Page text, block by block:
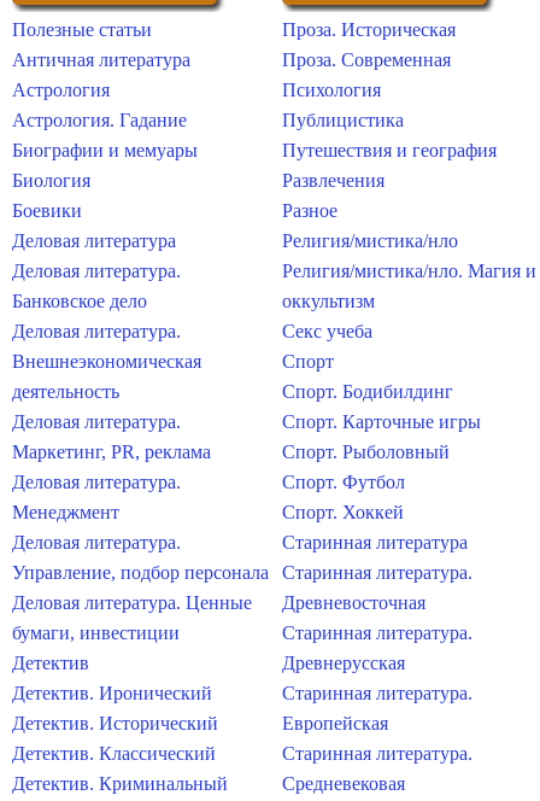
Полезные статьи
Античная литература
Астрология
Астрология. Гадание
Биографии и мемуары
Биология
Боевики
Деловая литература
Деловая литература.
Банковское дело
Деловая литература.
Внешнеэкономическая
деятельность
Деловая литература.
Маркетинг, PR, реклама
Деловая литература.
Менеджмент
Деловая литература.
Управление, подбор персонала
Деловая литература. Ценные
бумаги, инвестиции
Детектив
Детектив. Иронический
Детектив. Исторический
Детектив. Классический
Детектив. Криминальный
Проза. Историческая
Проза. Современная
Психология
Публицистика
Путешествия и география
Развлечения
Разное
Религия/мистика/нло
Религия/мистика/нло. Магия и
оккультизм
Секс учеба
Спорт
Спорт. Бодибилдинг
Спорт. Карточные игры
Спорт. Рыболовный
Спорт. Футбол
Спорт. Хоккей
Старинная литература
Старинная литература.
Древневосточная
Старинная литература.
Древнерусская
Старинная литература.
Европейская
Старинная литература.
Средневековая